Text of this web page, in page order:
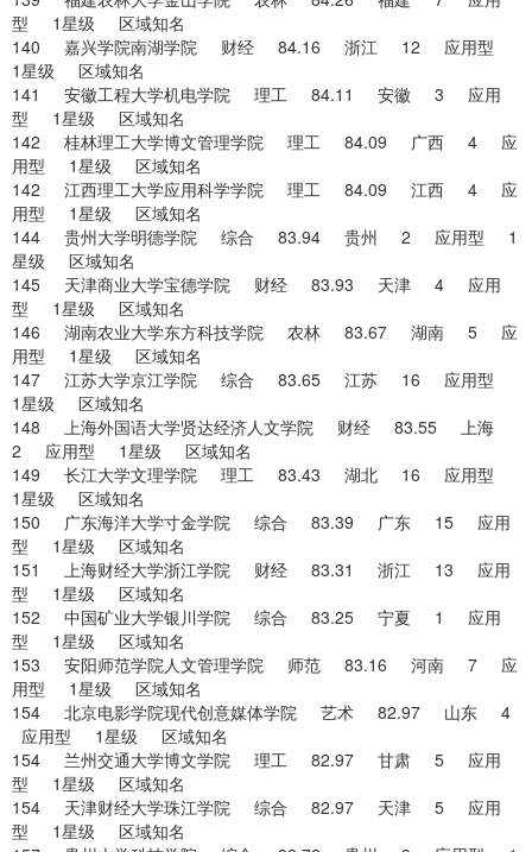
型 1星级 区域知名
140 嘉兴学院南湖学院 财经 84.16 浙江 12 应用型
1星级 区域知名
141 安徽工程大学机电学院 理工 84.11 安徽 3 应用
型 1星级 区域知名
142 桂林理工大学博文管理学院 理工 84.09 广西 4 应
用型 1星级 区域知名
142 江西理工大学应用科学学院 理工 84.09 江西 4 应
用型 1星级 区域知名
144 贵州大学明德学院 综合 83.94 贵州 2 应用型 1
星级 区域知名
145 天津商业大学宝德学院 财经 83.93 天津 4 应用
型 1星级 区域知名
146 湖南农业大学东方科技学院 农林 83.67 湖南 5 应
用型 1星级 区域知名
147 江苏大学京江学院 综合 83.65 江苏 16 应用型
1星级 区域知名
148 上海外国语大学贤达经济人文学院 财经 83.55 上海
2 应用型 1星级 区域知名
149 长江大学文理学院 理工 83.43 湖北 16 应用型
1星级 区域知名
150 广东海洋大学寸金学院 综合 83.39 广东 15 应用
型 1星级 区域知名
151 上海财经大学浙江学院 财经 83.31 浙江 13 应用
型 1星级 区域知名
152 中国矿业大学银川学院 综合 83.25 宁夏 1 应用
型 1星级 区域知名
153 安阳师范学院人文管理学院 师范 83.16 河南 7 应
用型 1星级 区域知名
154 北京电影学院现代创意媒体学院 艺术 82.97 山东 4
应用型 1星级 区域知名
154 兰州交通大学博文学院 理工 82.97 甘肃 5 应用
型 1星级 区域知名
154 天津财经大学珠江学院 综合 82.97 天津 5 应用
型 1星级 区域知名